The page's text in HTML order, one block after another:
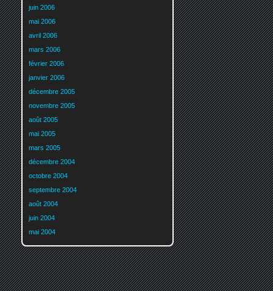
juin 2006
mai 2006
avril 2006
mars 2006
février 2006
janvier 2006
décembre 2005
novembre 2005
août 2005
mai 2005
mars 2005
décembre 2004
octobre 2004
septembre 2004
août 2004
juin 2004
mai 2004